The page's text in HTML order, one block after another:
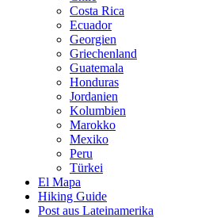
Costa Rica
Ecuador
Georgien
Griechenland
Guatemala
Honduras
Jordanien
Kolumbien
Marokko
Mexiko
Peru
Türkei
El Mapa
Hiking Guide
Post aus Lateinamerika